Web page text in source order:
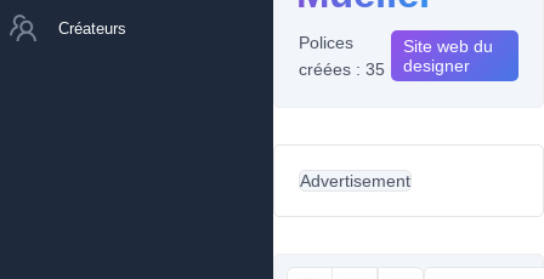
Créateurs
Polices
créées : 35
Site web du
designer
Advertisement